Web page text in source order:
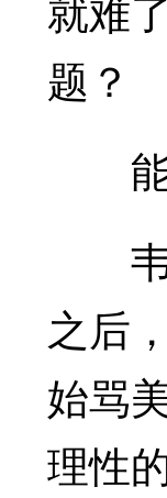
题？
韦
之后
始骂
理性